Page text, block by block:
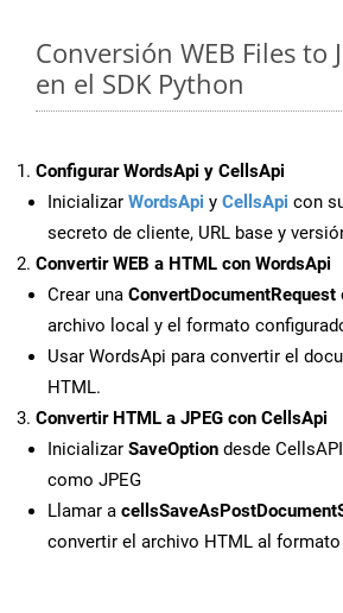
Conversión WEB Files to
en el SDK Python
Configurar WordsApi y CellsApi
Inicializar WordsApi y CellsApi con
secreto de cliente, URL base y
Convertir WEB a HTML con WordsApi
Crear una ConvertDocumentRequest
archivo local y el formato
Usar WordsApi para convertir el
HTML.
Convertir HTML a JPEG con CellsApi
Inicializar SaveOption desde
como JPEG
Llamar a
convertir el archivo HTML al formato